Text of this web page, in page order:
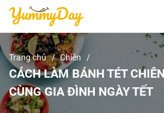
Trang chủ Chiên
CÁCH LÀM BÁNH TÉT
CÙNG GIA ĐÌNH NGÀY TẾT